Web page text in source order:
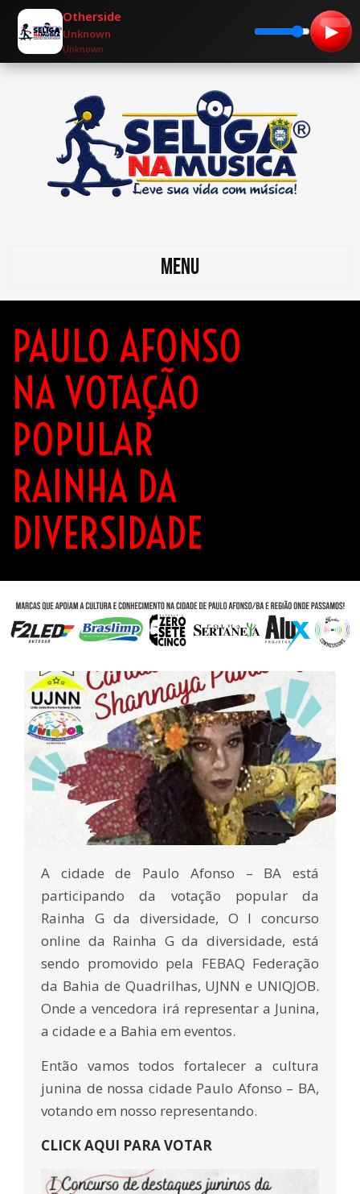
Otherside
Unknown
Unknown
▶
MENU
PAULO AFONSO
NA VOTAÇÃO
POPULAR
RAINHA DA
DIVERSIDADE
A cidade de Paulo Afonso – BA está
participando da votação popular da
Rainha G da diversidade, O I concurso
online da Rainha G da diversidade, está
sendo promovido pela FEBAQ Federação
da Bahia de Quadrilhas, UJNN e UNIQJOB.
Onde a vencedora irá representar a Junina,
a cidade e a Bahia em eventos.
Então vamos todos fortalecer a cultura
junina de nossa cidade Paulo Afonso – BA,
votando em nosso representando.
CLICK AQUI PARA VOTAR